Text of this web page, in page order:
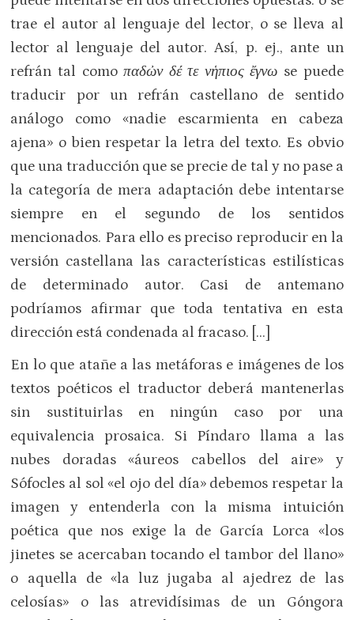
trae el autor al lenguaje del lector, o se lleva al
lector al lenguaje del autor. Así, p. ej., ante un
refrán tal comoπαδὠν δέ τε νἡπιος ἔγνω se puede
traducir por un refrán castellano de sentido
análogo como «nadie escarmienta en cabeza
ajena» o bien respetar la letra del texto. Es obvio
que una traducción que se precie de tal y no pase a
la categoría de mera adaptación debe intentarse
siempre en el segundo de los sentidos
mencionados. Para ello es preciso reproducir en la
versión castellana las características estilísticas
de determinado autor. Casi de antemano
podríamos afirmar que toda tentativa en esta
dirección está condenada al fracaso. […]
En lo que atañe a las metáforas e imágenes de los
textos poéticos el traductor deberá mantenerlas
sin sustituirlas en ningún caso por una
equivalencia prosaica. Si Píndaro llama a las
nubes doradas «áureos cabellos del aire» y
Sófocles al sol «el ojo del día» debemos respetar la
imagen y entenderla con la misma intuición
poética que nos exige la de García Lorca «los
jinetes se acercaban tocando el tambor del llano»
o aquella de «la luz jugaba al ajedrez de las
celosías» o las atrevidísimas de un Góngora